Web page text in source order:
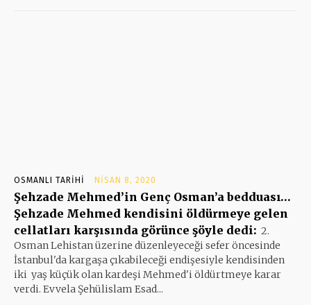
OSMANLI TARIHI NISAN 8, 2020
Şehzade Mehmed’in Genç Osman’a bedduası…
Şehzade Mehmed kendisini öldürmeye gelen
cellatları karşısında görünce şöyle dedi: 2.
Osman Lehistan üzerine düzenleyeceği sefer öncesinde
İstanbul'da kargaşa çıkabileceği endişesiyle kendisinden
iki yaş küçük olan kardeşi Mehmed'i öldürtmeye karar
verdi. Evvela Şehülislam Esad...